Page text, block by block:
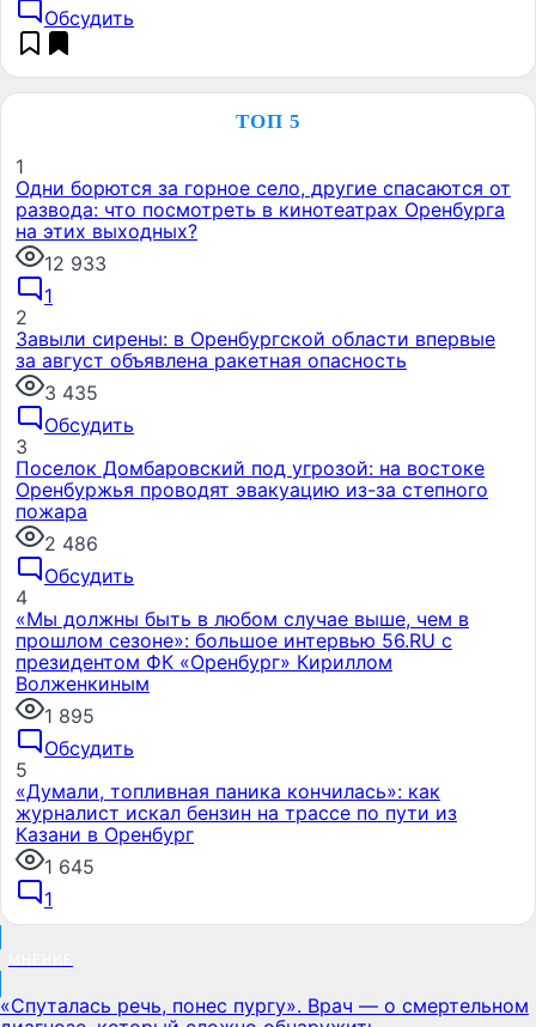
Обсудить
ТОП 5
1
Одни борются за горное село, другие спасаются от
развода: что посмотреть в кинотеатрах Оренбурга
на этих выходных?
12 933
1
2
Завыли сирены: в Оренбургской области впервые
за август объявлена ракетная опасность
3 435
Обсудить
3
Поселок Домбаровский под угрозой: на востоке
Оренбуржья проводят эвакуацию из-за степного
пожара
2 486
Обсудить
4
«Мы должны быть в любом случае выше, чем в
прошлом сезоне»: большое интервью 56.RU с
президентом ФК «Оренбург» Кириллом
Волженкиным
1 895
Обсудить
5
«Думали, топливная паника кончилась»: как
журналист искал бензин на трассе по пути из
Казани в Оренбург
1 645
1
«Спуталась речь, понес пургу». Врач — о смертельном